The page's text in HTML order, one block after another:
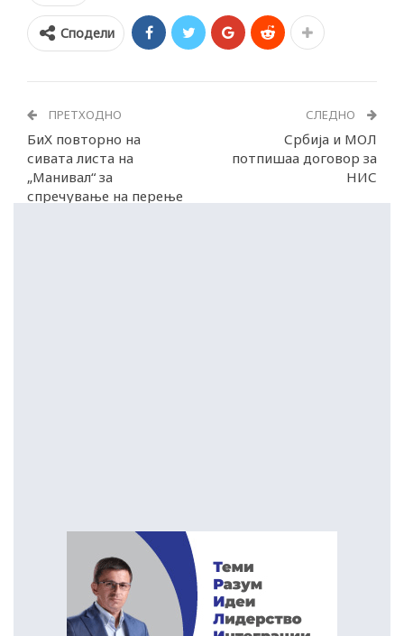
Сподели
ПРЕТХОДНО
БиХ повторно на
сивата листа на
„Манивал“ за
спречување на перење
СЛЕДНО
Србија и МОЛ
потпишаа договор за
НИС